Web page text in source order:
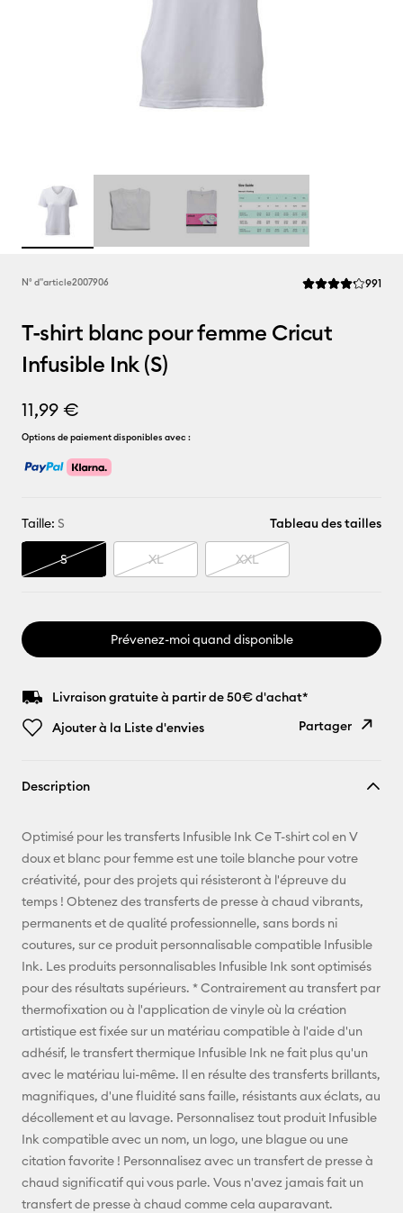
N° d''article2007906 La note 991
T-shirt blanc pour femme Cricut
Infusible Ink (S)
11,99 €
Options de paiement disponibles avec :
Taille: S Tableau des tailles
S XL XXL
Prévenez-moi quand disponible
Livraison gratuite à partir de 50€ d'achat*
Ajouter à la Liste d'envies
Partager
E-mail
Pinterest
Facebook
Description
Optimisé pour les transferts Infusible Ink Ce T-shirt col en V
doux et blanc pour femme est une toile blanche pour votre
créativité, pour des projets qui résisteront à l'épreuve du
temps ! Obtenez des transferts de presse à chaud vibrants,
permanents et de qualité professionnelle, sans bords ni
coutures, sur ce produit personnalisable compatible Infusible
Ink. Les produits personnalisables Infusible Ink sont optimisés
pour des résultats supérieurs. * Contrairement au transfert par
thermofixation ou à l'application de vinyle où la création
artistique est fixée sur un matériau compatible à l'aide d'un
adhésif, le transfert thermique Infusible Ink ne fait plus qu'un
avec le matériau lui-même. Il en résulte des transferts brillants,
magnifiques, d'une fluidité sans faille, résistants aux éclats, au
décollement et au lavage. Personnalisez tout produit Infusible
Ink compatible avec un nom, un logo, une blague ou une
citation favorite ! Personnalisez avec un transfert de presse à
chaud significatif qui vous parle. Vous n'avez jamais fait un
transfert de presse à chaud comme cela auparavant.